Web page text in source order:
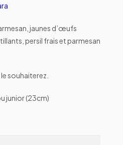
jaunes d’œufs
persil frais et parmesan
souhaiterez.
junior (23cm)